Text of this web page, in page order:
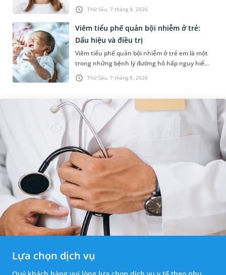
Thứ Sáu, 7 tháng 8, 2026
sự cân đối của khuôn mặt. Do đó, cần khắc
phục sớm tình trạng này để...
Thứ Sáu, 7 tháng 8, 2026
Viêm tiểu phế quản bội nhiễm ở trẻ:
Dấu hiệu và điều trị
Viêm tiểu phế quản bội nhiễm ở trẻ em là một
trong những bệnh lý đường hô hấp nguy hiểm,
thường bùng phát vào thời điểm giao mùa. Khi
những tổn thương ban đầ...
Lựa chọn dịch vụ